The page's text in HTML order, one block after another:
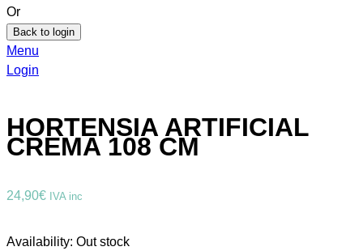
Or
Back to login
Menu
Login
HORTENSIA ARTIFICIAL
CREMA 108 CM
24,90€ IVA inc
Availability: Out stock